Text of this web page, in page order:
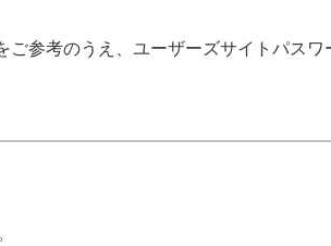
参考のうえ、ユーザーズサイトパスワ